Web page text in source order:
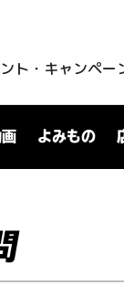
ト・キャンペー
よみもの